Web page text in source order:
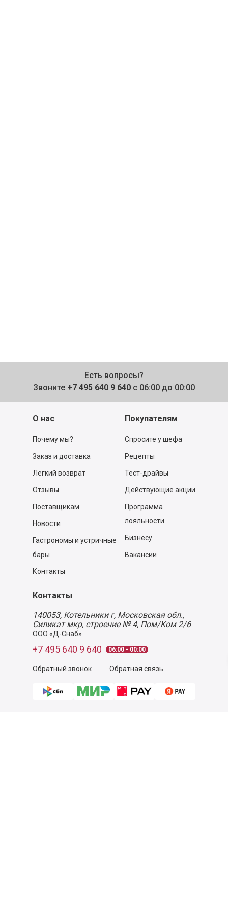
Есть вопросы?
Звоните +7 495 640 9 640 с 06:00 до 00:00
О нас
Почему мы?
Заказ и доставка
Легкий возврат
Отзывы
Поставщикам
Новости
Гастрономы и устричные
бары
Контакты
Покупателям
Спросите у шефа
Рецепты
Тест-драйвы
Действующие акции
Программа
лояльности
Бизнесу
Вакансии
Контакты
140053, Котельники г, Московская обл.,
Силикат мкр, строение № 4, Пом/Ком 2/6
ООО «Д-Снаб»
+7 495 640 9 640 06:00 - 00:00
Обратный звонок Обратная связь